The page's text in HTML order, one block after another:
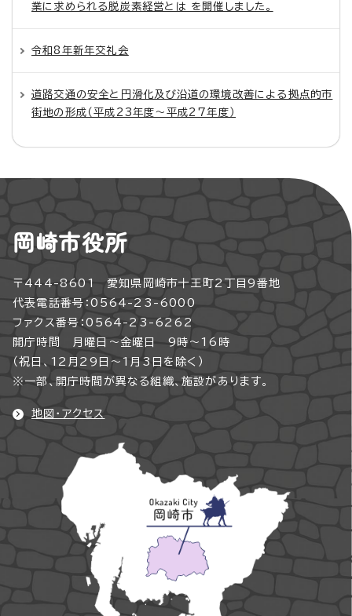
業に求められる脱炭素経営とは を開催しました。
令和8年新年交礼会
道路交通の安全と円滑化及び沿道の環境改善による拠点的市
街地の形成（平成23年度～平成27年度）
岡崎市役所
〒444-8601 愛知県岡崎市十王町2丁目9番地
代表電話番号：0564-23-6000
ファクス番号：0564-23-6262
開庁時間 月曜日～金曜日 9時～16時
（祝日、12月29日～1月3日を除く）
※一部、開庁時間が異なる組織、施設があります。
地図・アクセス